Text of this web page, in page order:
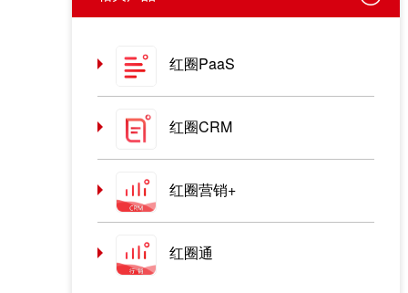
红圈PaaS
红圈CRM
红圈营销+
红圈通